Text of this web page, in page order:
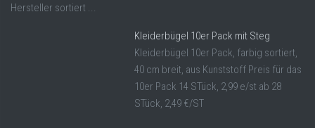
Hersteller sortiert ...
Kleiderbügel 10er Pack mit Steg
Kleiderbügel 10er Pack, farbig sortiert,
40 cm breit, aus Kunststoff Preis für das
10er Pack 14 STück, 2,99 e/st ab 28
STück, 2,49 €/ST